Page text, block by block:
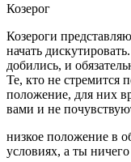
Козерог
Козероги
начать
добились, и
Те, кто не стремится
положение, для них
вами и не
низкое положение в
условиях, а ты